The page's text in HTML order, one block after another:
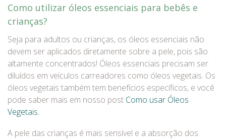
Como utilizar óleos essenciais para bebês e
crianças?
Seja para adultos ou crianças, os óleos essenciais não
devem ser aplicados diretamente sobre a pele, pois são
altamente concentrados! Óleos essenciais precisam ser
diluídos em veículos carreadores como óleos vegetais. Os
óleos vegetais também tem benefícios específicos, e você
pode saber mais em nosso post Como usar Óleos
Vegetais.
A pele das crianças é mais sensível e a absorção dos